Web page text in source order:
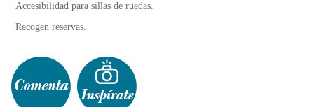
Accesibilidad para sillas de ruedas.
Recogen reservas.